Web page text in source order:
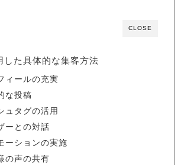
CLOSE
した具体的な集客方法
ィールの充実
な投稿
ュタグの活用
ーとの対話
ーションの実施
の声の共有